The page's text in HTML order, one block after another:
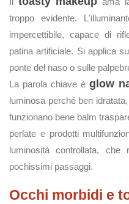
troppo evidente.
impercettibile, capace di
patina artificiale. Si applica
ponte del naso o sulle
La parola chiave è glow
luminosa perché ben
funzionano bene balm
perlate e prodotti
luminosità controllata,
pochissimi passaggi.
Occhi morbidi e